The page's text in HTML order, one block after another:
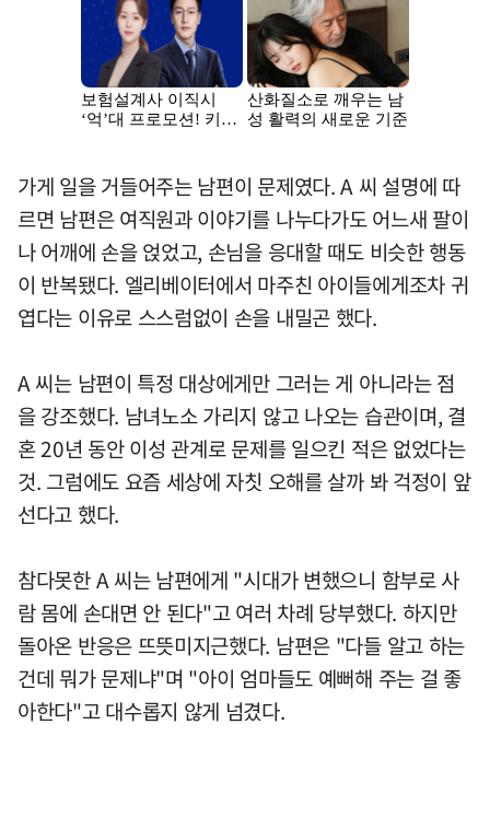
가게 일을 거들어주는 남편이 문제였다. A 씨 설명에 따
르면 남편은 여직원과 이야기를 나누다가도 어느새 팔이
나 어깨에 손을 얹었고, 손님을 응대할 때도 비슷한 행동
이 반복됐다. 엘리베이터에서 마주친 아이들에게조차 귀
엽다는 이유로 스스럼없이 손을 내밀곤 했다.
A 씨는 남편이 특정 대상에게만 그러는 게 아니라는 점
을 강조했다. 남녀노소 가리지 않고 나오는 습관이며, 결
혼 20년 동안 이성 관계로 문제를 일으킨 적은 없었다는
것. 그럼에도 요즘 세상에 자칫 오해를 살까 봐 걱정이 앞
선다고 했다.
참다못한 A 씨는 남편에게 "시대가 변했으니 함부로 사
람 몸에 손대면 안 된다"고 여러 차례 당부했다. 하지만
돌아온 반응은 뜨뜻미지근했다. 남편은 "다들 알고 하는
건데 뭐가 문제냐"며 "아이 엄마들도 예뻐해 주는 걸 좋
아한다"고 대수롭지 않게 넘겼다.